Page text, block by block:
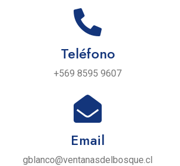
Teléfono
+569 8595 9607
Email
gblanco@ventanasdelbosque.cl